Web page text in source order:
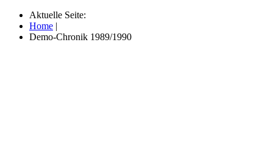
Aktuelle Seite:
Home |
Demo-Chronik 1989/1990